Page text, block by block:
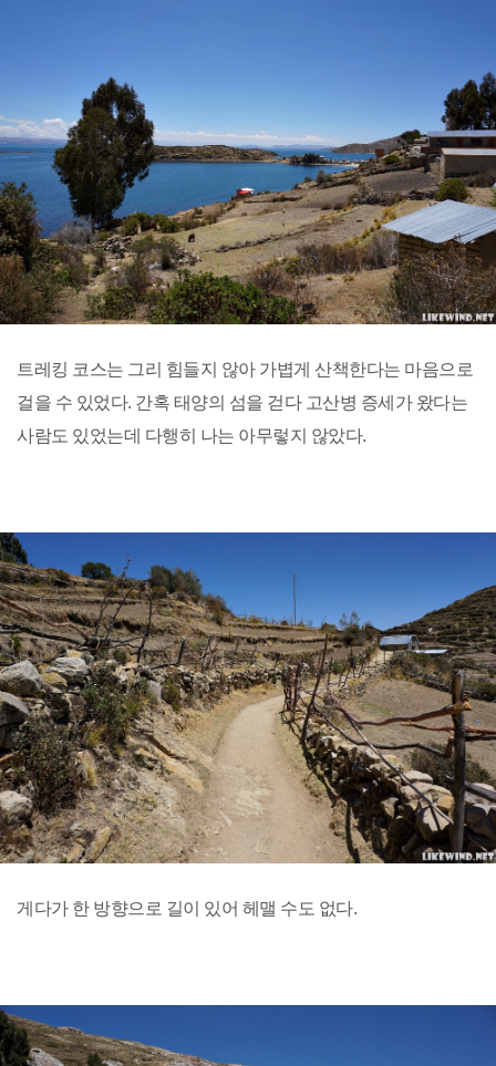
트레킹 코스는 그리 힘들지 않아 가볍게 산책한다는 마음으로
걸을 수 있었다. 간혹 태양의 섬을 걷다 고산병 증세가 왔다는
사람도 있었는데 다행히 나는 아무렇지 않았다.
게다가 한 방향으로 길이 있어 헤맬 수도 없다.